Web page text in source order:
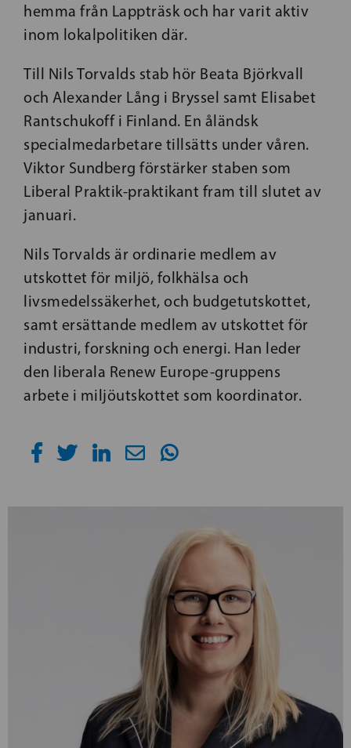
hemma från Lappträsk och har varit aktiv
inom lokalpolitiken där.
Till Nils Torvalds stab hör Beata Björkvall
och Alexander Lång i Bryssel samt Elisabet
Rantschukoff i Finland. En åländsk
specialmedarbetare tillsätts under våren.
Viktor Sundberg förstärker staben som
Liberal Praktik-praktikant fram till slutet av
januari.
Nils Torvalds är ordinarie medlem av
utskottet för miljö, folkhälsa och
livsmedelssäkerhet, och budgetutskottet,
samt ersättande medlem av utskottet för
industri, forskning och energi. Han leder
den liberala Renew Europe-gruppens
arbete i miljöutskottet som koordinator.